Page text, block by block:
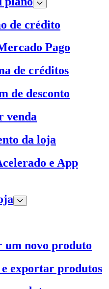
de crédito
Pago
de créditos
de desconto
venda
da loja
e App
um novo produto
exportar produtos